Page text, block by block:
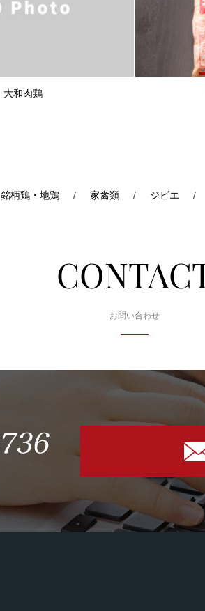
大和肉鶏
銘柄鶏・地鶏 / 家禽類 / ジビエ /
お問い合わせ